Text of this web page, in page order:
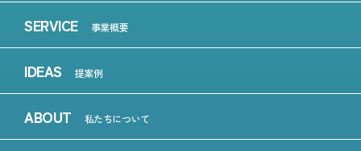
SERVICE 事業概要
IDEAS 提案例
ABOUT 私たちについて